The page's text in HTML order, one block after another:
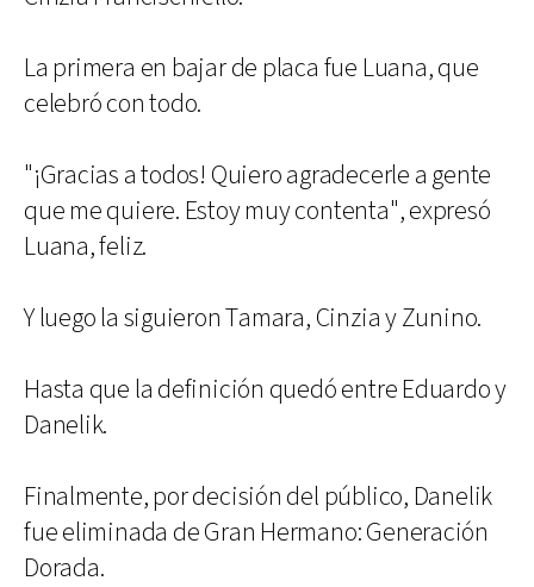
La primera en bajar de placa fue Luana, que
celebró con todo.
"¡Gracias a todos! Quiero agradecerle a gente
que me quiere. Estoy muy contenta", expresó
Luana, feliz.
Y luego la siguieron Tamara, Cinzia y Zunino.
Hasta que la definición quedó entre Eduardo y
Danelik.
Finalmente, por decisión del público, Danelik
fue eliminada de Gran Hermano: Generación
Dorada.